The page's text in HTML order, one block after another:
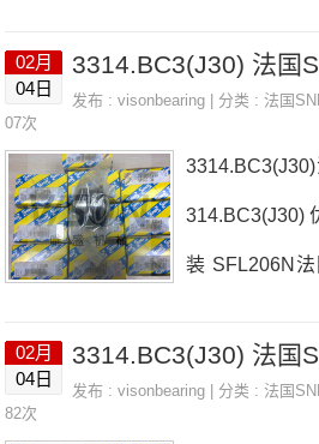
销品牌推荐：
11法国SNR轴
承
格
荐：
02月
04日
发布 :visonbearing | 分类 :法国
07次
314.BC3(J30)
装 SFL206N
法国SNR轴承
02月
04日
发布 :visonbearing | 分类 :法国
82次